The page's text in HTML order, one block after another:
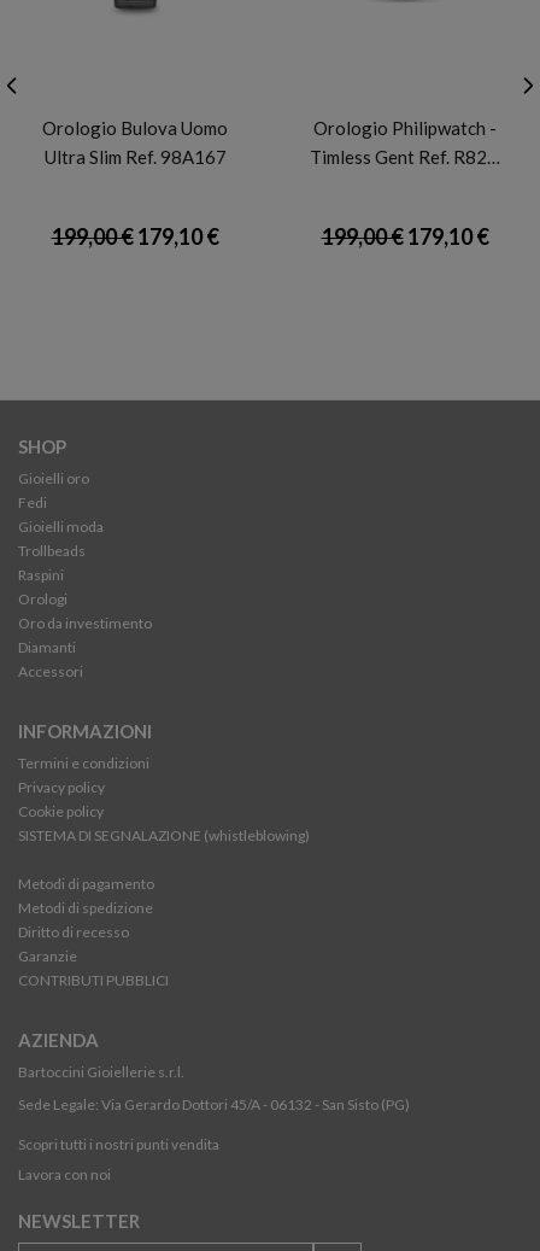
Orologio Bulova Uomo
Ultra Slim Ref. 98A167
199,00 €179,10 €
Orologio Philipwatch -
Timless Gent Ref. R82…
199,00 €179,10 €
SHOP
Gioielli oro
Fedi
Gioielli moda
Trollbeads
Raspini
Orologi
Oro da investimento
Diamanti
Accessori
INFORMAZIONI
Termini e condizioni
Privacy policy
Cookie policy
SISTEMA DI SEGNALAZIONE (whistleblowing)
Metodi di pagamento
Metodi di spedizione
Diritto di recesso
Garanzie
CONTRIBUTI PUBBLICI
AZIENDA
Bartoccini Gioiellerie s.r.l.
Sede Legale: Via Gerardo Dottori 45/A - 06132 - San Sisto (PG)
Scopri tutti i nostri punti vendita
Lavora con noi
NEWSLETTER